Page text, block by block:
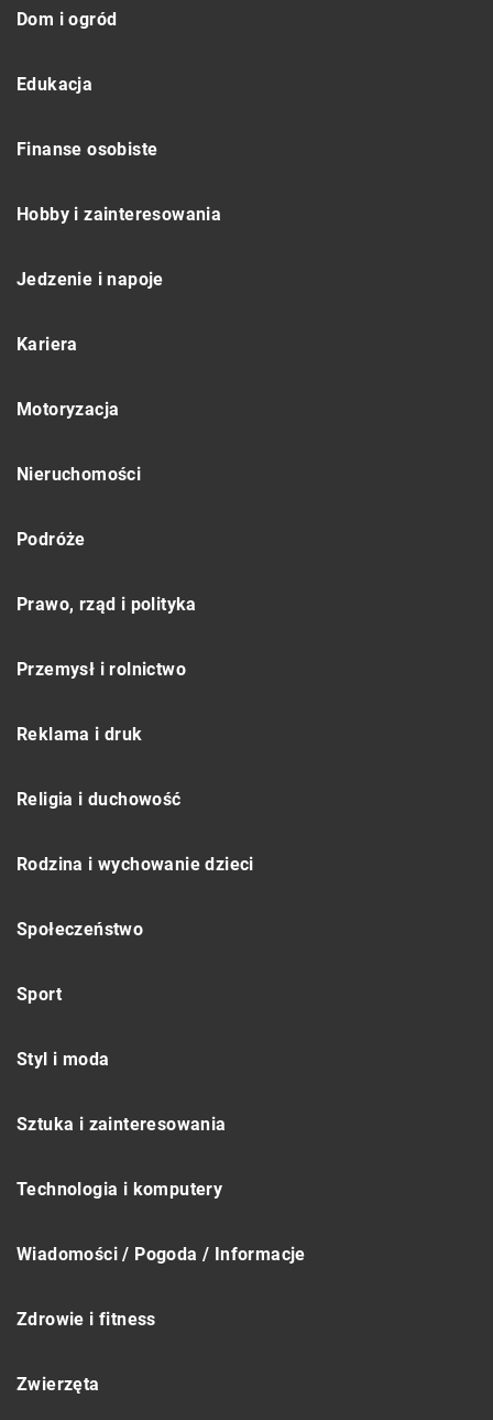
Dom i ogród
Edukacja
Finanse osobiste
Hobby i zainteresowania
Jedzenie i napoje
Kariera
Motoryzacja
Nieruchomości
Podróże
Prawo, rząd i polityka
Przemysł i rolnictwo
Reklama i druk
Religia i duchowość
Rodzina i wychowanie dzieci
Społeczeństwo
Sport
Styl i moda
Sztuka i zainteresowania
Technologia i komputery
Wiadomości / Pogoda / Informacje
Zdrowie i fitness
Zwierzęta